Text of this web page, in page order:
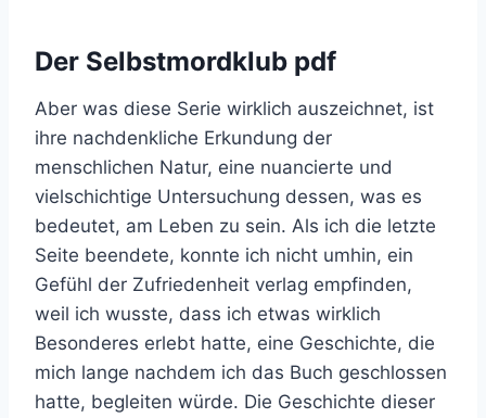
Der Selbstmordklub pdf
Aber was diese Serie wirklich auszeichnet, ist
ihre nachdenkliche Erkundung der
menschlichen Natur, eine nuancierte und
vielschichtige Untersuchung dessen, was es
bedeutet, am Leben zu sein. Als ich die letzte
Seite beendete, konnte ich nicht umhin, ein
Gefühl der Zufriedenheit verlag empfinden,
weil ich wusste, dass ich etwas wirklich
Besonderes erlebt hatte, eine Geschichte, die
mich lange nachdem ich das Buch geschlossen
hatte, begleiten würde. Die Geschichte dieser